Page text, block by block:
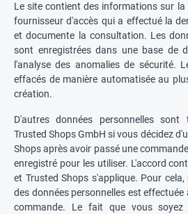
Le site contient des informations sur
fournisseur d'accès qui a effectué la
et documente la consultation. Les
sont enregistrées dans une base de
l'analyse des anomalies de sécurité.
effacés de manière automatisée au
création.
D'autres données personnelles
Trusted Shops GmbH si vous décidez
Shops après avoir passé une
enregistré pour les utiliser. L'accord
et Trusted Shops s'applique. Pour
des données personnelles est
commande. Le fait que vous